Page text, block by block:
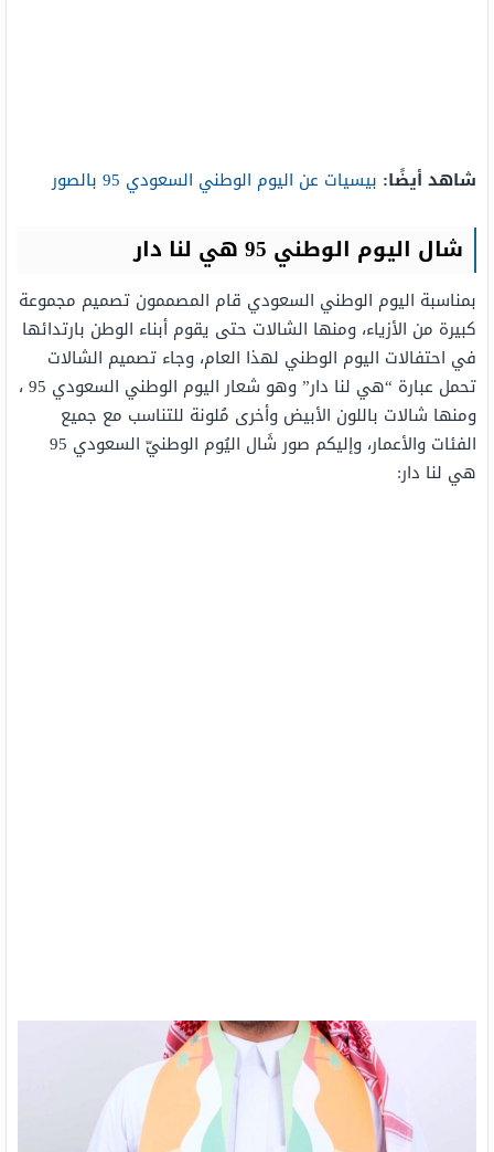
شاهد أيضًا: بيسيات عن اليوم الوطني السعودي 95 بالصور
شال اليوم الوطني 95 هي لنا دار
بمناسبة اليوم الوطني السعودي قام المصممون تصميم مجموعة
كبيرة من الأزياء، ومنها الشالات حتى يقوم أبناء الوطن بارتدائها
في احتفالات اليوم الوطني لهذا العام، وجاء تصميم الشالات
تحمل عبارة “هي لنا دار” وهو شعار اليوم الوطني السعودي 95 ،
ومنها شالات باللون الأبيض وأخرى مُلونة للتناسب مع جميع
الفئات والأعمار، وإليكم صور شَال اليُوم الوطنيّ السعودي 95
هي لنا دار: